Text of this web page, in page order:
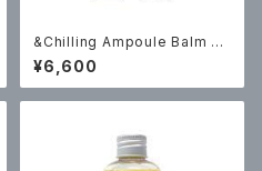
&Chilling Ampoule Balm M
oon Glow Ampoule Balm
【ボタニカルハーブの香り】7.1g
￥6600（税込）
¥6,600